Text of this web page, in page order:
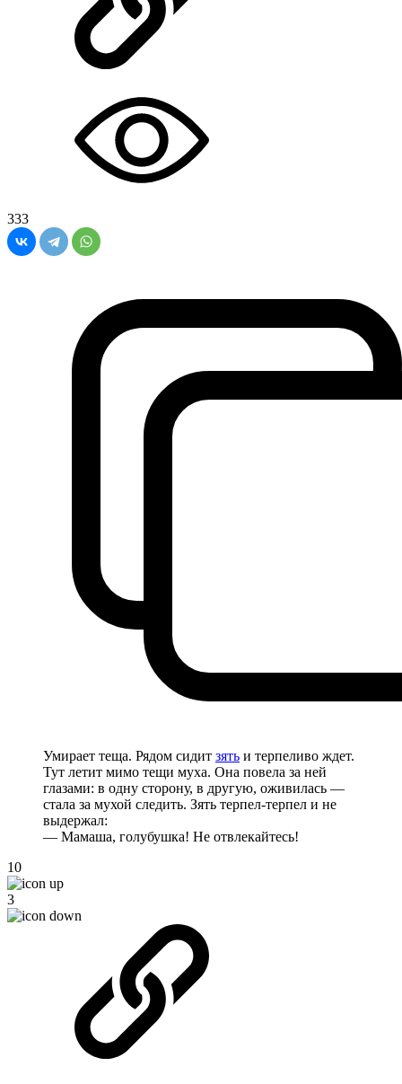
333
Умирает теща. Рядом сидит зять и терпеливо ждет.
Тут летит мимо тещи муха. Она повела за ней
глазами: в одну сторону, в другую, оживилась —
стала за мухой следить. Зять терпел-терпел и не
выдержал:
— Мамаша, голубушка! Не отвлекайтесь!
10
3